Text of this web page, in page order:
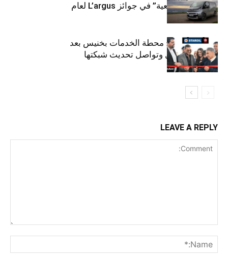
“للمركبات النفعية” في جوائز L’argus لعام
2026
ستارأويل تفتتح محطة الخدمات بخنيس بعد
تجديدهابالكامل وتواصل تحديث شبكتها
LEAVE A REPLY